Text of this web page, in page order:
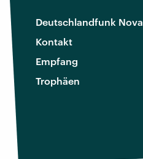
Deutschlandfunk Nova
Kontakt
Empfang
Trophäen